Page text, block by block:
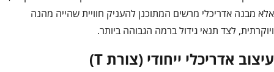
אלא מבנה אדריכלי מרשים המתוכנן להעניק חוויית שהייה מהנה
ויוקרתית, לצד תנאי גידול ברמה הגבוהה ביותר.
עיצוב אדריכלי ייחודי (צורת T)